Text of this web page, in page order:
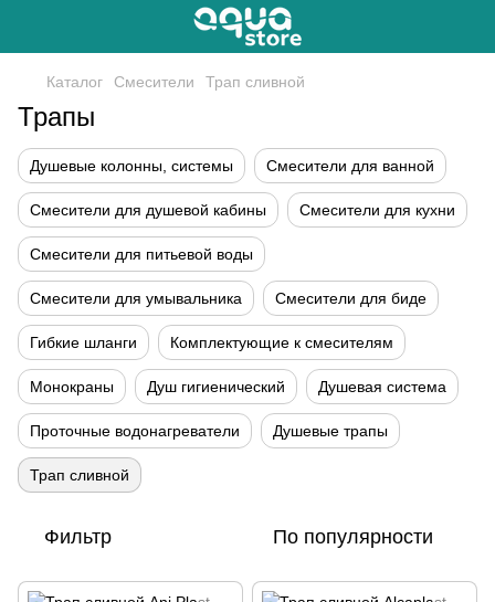
Каталог Смесители Трап сливной
Трапы
Душевые колонны, системы Смесители для ванной
Смесители для душевой кабины Смесители для кухни
Смесители для питьевой воды
Смесители для умывальника Смесители для биде
Гибкие шланги Комплектующие к смесителям
Монокраны Душ гигиенический Душевая система
Проточные водонагреватели Душевые трапы
Трап сливной
Фильтр По популярности